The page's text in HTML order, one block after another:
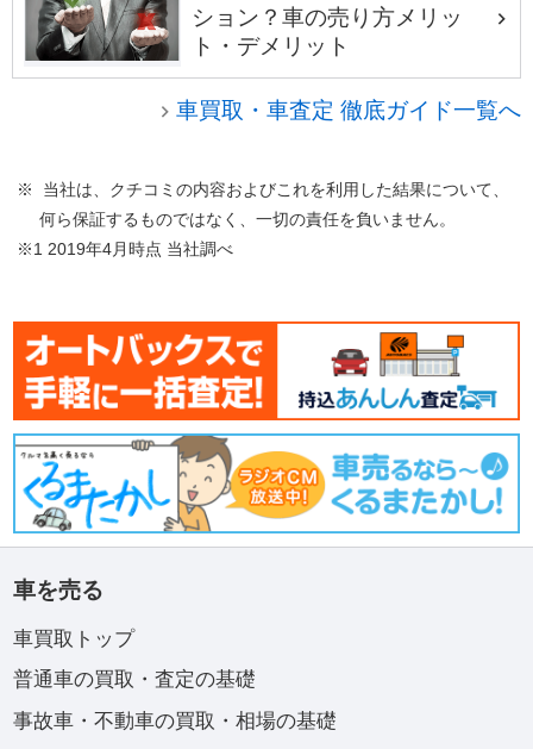
ション？車の売り方メリッ
ト・デメリット
車買取・車査定 徹底ガイド一覧へ
※ 当社は、クチコミの内容およびこれを利用した結果について、
何ら保証するものではなく、一切の責任を負いません。
※1 2019年4月時点 当社調べ
車を売る
車買取トップ
普通車の買取・査定の基礎
事故車・不動車の買取・相場の基礎